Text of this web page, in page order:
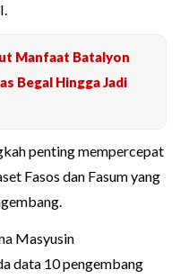
Manfaat Batalyon
Begal Hingga Jadi
penting mempercepat
Fasos dan Fasum yang
Masyusin
data 10 pengembang